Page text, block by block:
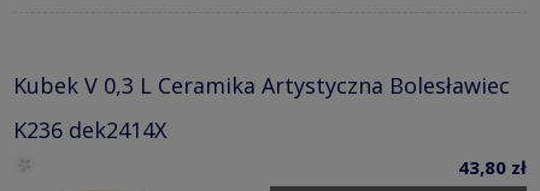
Kubek V 0,3 L Ceramika Artystyczna Bolesławiec
K236 dek2414X
43,80 zł